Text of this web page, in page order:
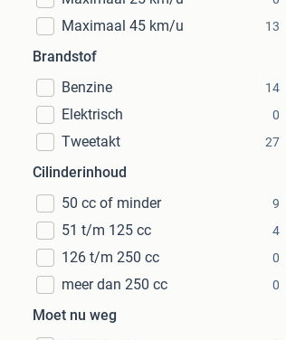
Maximaal 45 km/u 13
Brandstof
Benzine
14
Elektrisch 0
Tweetakt 27
Cilinderinhoud
50 cc of minder
9
51 t/m 125 cc 4
126 t/m 250 cc 0
meer dan 250 cc 0
Moet nu weg